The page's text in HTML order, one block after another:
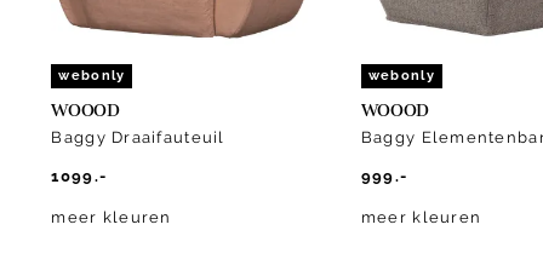
webonly
WOOOD
Baggy Draaifauteuil
1099.-
meer kleuren
webonly
WOOOD
Baggy
999.-
meer kleuren